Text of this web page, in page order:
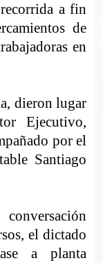
a fin
de
en
dieron lugar
Ejecutivo,
por el
Santiago
el dictado
a planta